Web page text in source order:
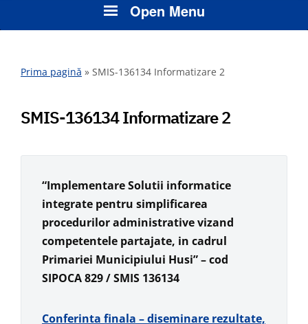
Open Menu
Prima pagină » SMIS-136134 Informatizare 2
SMIS-136134 Informatizare 2
“Implementare Solutii informatice
integrate pentru simplificarea
procedurilor administrative vizand
competentele partajate, in cadrul
Primariei Municipiului Husi”–cod
SIPOCA 829 / SMIS 136134
Conferinta finala – diseminare rezultate,